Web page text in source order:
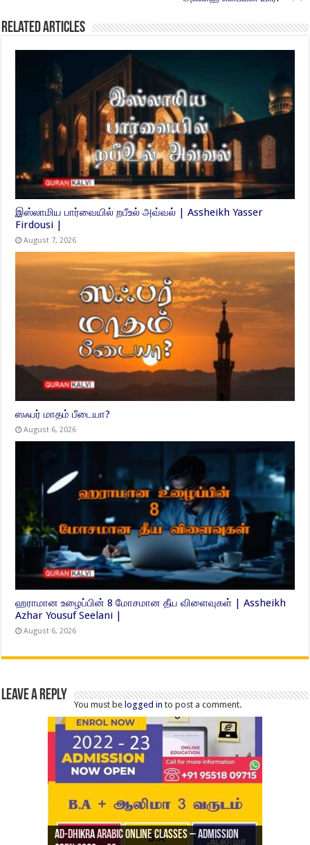
Related Articles
இஸ்லாமிய பார்வையில் றபீஉல் அவ்வல் | Assheikh Yasser
Firdousi |
August 7, 2026
ஸஃபர் மாதம் பீடையா?
August 6, 2026
ஹராமான உழைப்பின் 8 மோசமான தீய விளைவுகள் | Assheikh
Azhar Yousuf Seelani |
August 6, 2026
Leave a Reply
You must be logged in to post a comment.
Ad-Dhikra Arabic Online Classes – Admission
ரியாத் ஜும்ஆ தமிழாக்கம், Jamia Al Hajiri